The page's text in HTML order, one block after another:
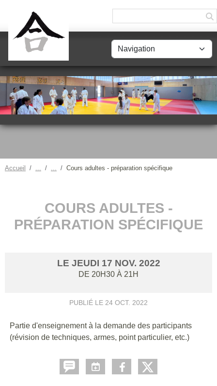
Accueil Cours adultes - préparation spécifique
COURS ADULTES -
PRÉPARATION SPÉCIFIQUE
LE JEUDI 17 NOV. 2022
DE 20H30 À 21H
PUBLIÉ LE 24 OCT. 2022
Partie d'enseignement à la demande des participants
(révision de techniques, armes, point particulier, etc.)